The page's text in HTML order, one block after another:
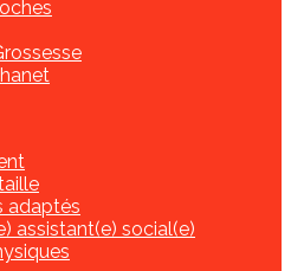
adaptés
assistant(e) social(e)